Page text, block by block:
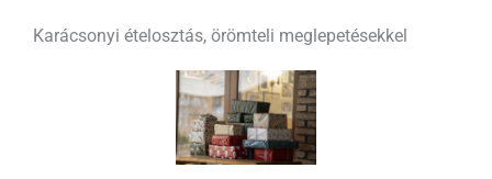
Karácsonyi ételosztás, örömteli meglepetésekkel